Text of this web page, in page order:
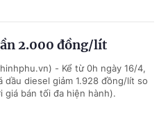
2.000 đồng/lít
- Kể từ 0h ngày 16/4,
dầu diesel giảm 1.928 đồng/lít so
giá bán tối đa hiện hành).